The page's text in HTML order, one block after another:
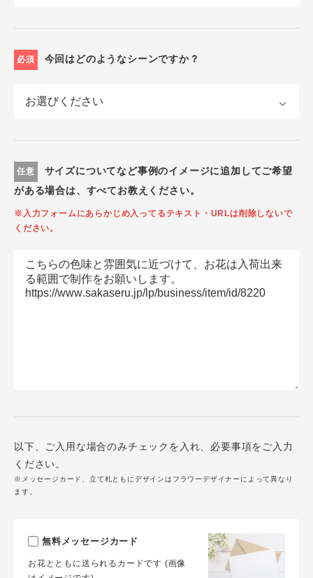
必須 今回はどのようなシーンですか？
任意
サイズについてなど事例のイメージに追加してご希望
がある場合は、すべてお教えください。
※入力フォームにあらかじめ入ってるテキスト・URLは削除しないで
ください。
以下、ご入用な場合のみチェックを入れ、必要事項をご入力
ください。
※メッセージカード、立て札ともにデザインはフラワーデザイナーによって異なり
ます。
無料メッセージカード
お花とともに送られるカードです (画像